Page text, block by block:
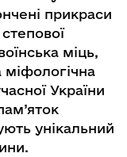
прикраси
міць,
міфологічна
України
унікальний